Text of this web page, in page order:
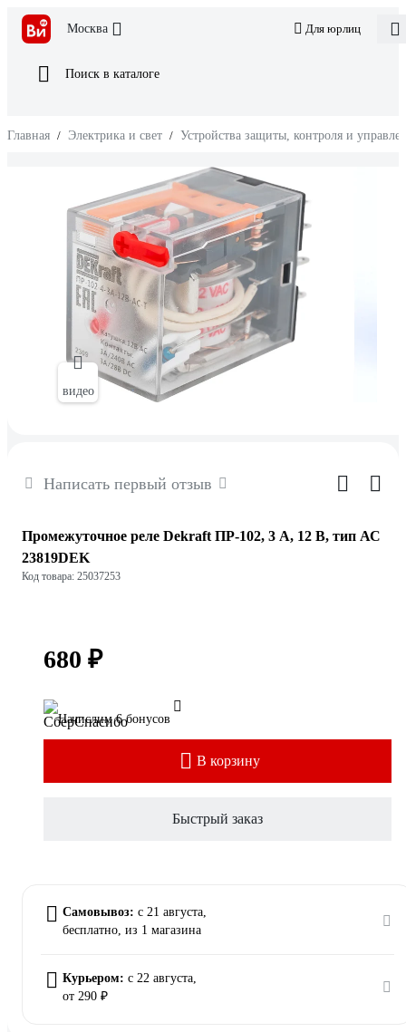
Москва Для юрлиц
Поиск в каталоге
Главная / Электрика и свет / Устройства защиты, контроля и
видео
Написать первый отзыв
Промежуточное реле Dekraft ПР-102, 3 А, 12 В, тип АС
23819DEK
Код товара: 25037253
680 ₽
Начислим 6 бонусов
В корзину
Быстрый заказ
Самовывоз: c 21 августа,
бесплатно, из 1 магазина
Курьером: c 22 августа,
от 290 ₽